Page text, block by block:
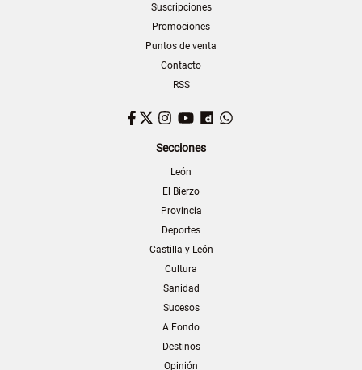
Suscripciones
Promociones
Puntos de venta
Contacto
RSS
Facebook
TwitterInstagram
YouTubeDailymotion
Secciones
León
El Bierzo
Provincia
Deportes
Castilla y León
Cultura
Sanidad
Sucesos
A Fondo
Destinos
Opinión